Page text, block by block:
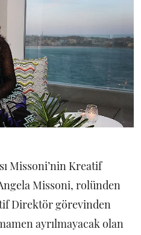
Missoni’nin Kreatif
Missoni, rolünden
Direktör görevinden
ayrılmayacak olan